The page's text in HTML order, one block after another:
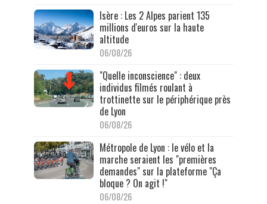
Isère : Les 2 Alpes parient 135
millions d'euros sur la haute
altitude
06/08/26
"Quelle inconscience" : deux
individus filmés roulant à
trottinette sur le périphérique près
de Lyon
06/08/26
Métropole de Lyon : le vélo et la
marche seraient les "premières
demandes" sur la plateforme "Ça
bloque ? On agit !"
06/08/26